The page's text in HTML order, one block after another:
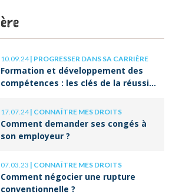
10.09.24| PROGRESSER DANS SA CARRIÈRE
Formation et développement des
compétences : les clés de la réussite
17.07.24| CONNAÎTRE MES DROITS
Comment demander ses congés à
son employeur ?
07.03.23 | CONNAÎTRE MES DROITS
Comment négocier une rupture
conventionnelle ?